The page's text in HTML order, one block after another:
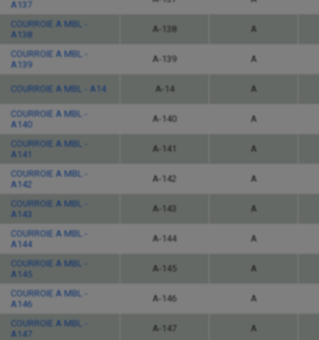
A137
COURROIE A MBL -
A138
A-138 A
COURROIE A MBL -
A139
A-139 A
COURROIE A MBL - A14 A-14 A
COURROIE A MBL -
A140
A-140 A
COURROIE A MBL -
A141
A-141 A
COURROIE A MBL -
A142
A-142 A
COURROIE A MBL -
A143
A-143 A
COURROIE A MBL -
A144
A-144 A
COURROIE A MBL -
A145
A-145 A
COURROIE A MBL -
A146
A-146 A
COURROIE A MBL -
A147
A-147 A